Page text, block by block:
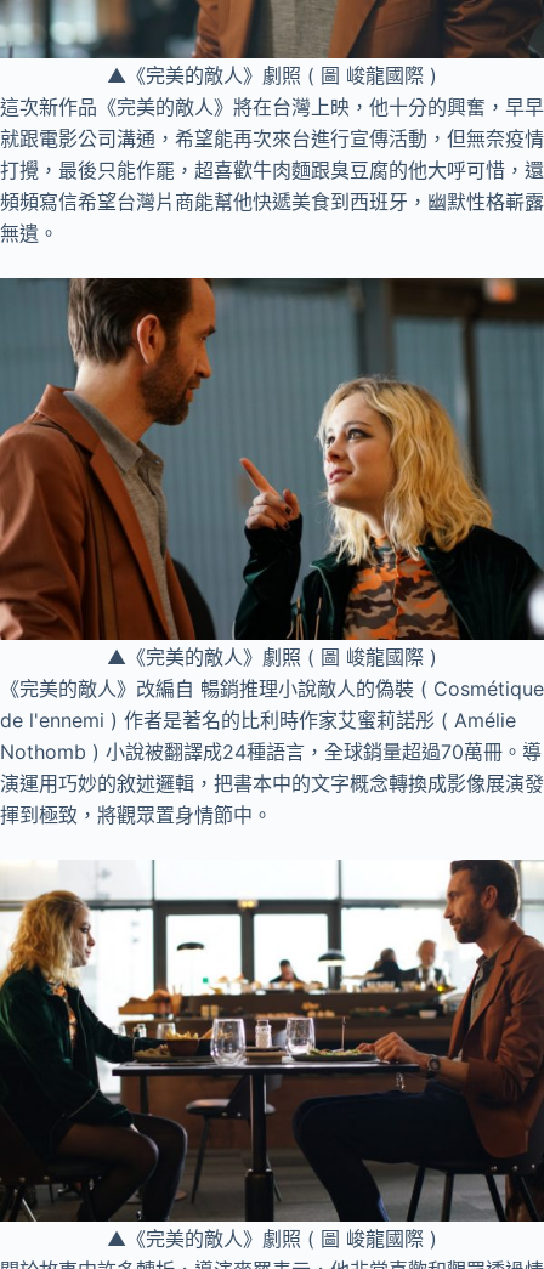
▲《完美的敵人》劇照 ( 圖 峻龍國際 )
這次新作品《完美的敵人》將在台灣上映，他十分的興奮，早早
就跟電影公司溝通，希望能再次來台進行宣傳活動，但無奈疫情
打攪，最後只能作罷，超喜歡牛肉麵跟臭豆腐的他大呼可惜，還
頻頻寫信希望台灣片商能幫他快遞美食到西班牙，幽默性格嶄露
無遺。
▲《完美的敵人》劇照 ( 圖 峻龍國際 )
《完美的敵人》改編自 暢銷推理小說敵人的偽裝 ( Cosmétique
de l'ennemi ) 作者是著名的比利時作家艾蜜莉諾彤 ( Amélie
Nothomb ) 小說被翻譯成24種語言，全球銷量超過70萬冊。導
演運用巧妙的敘述邏輯，把書本中的文字概念轉換成影像展演發
揮到極致，將觀眾置身情節中。
▲《完美的敵人》劇照 ( 圖 峻龍國際 )